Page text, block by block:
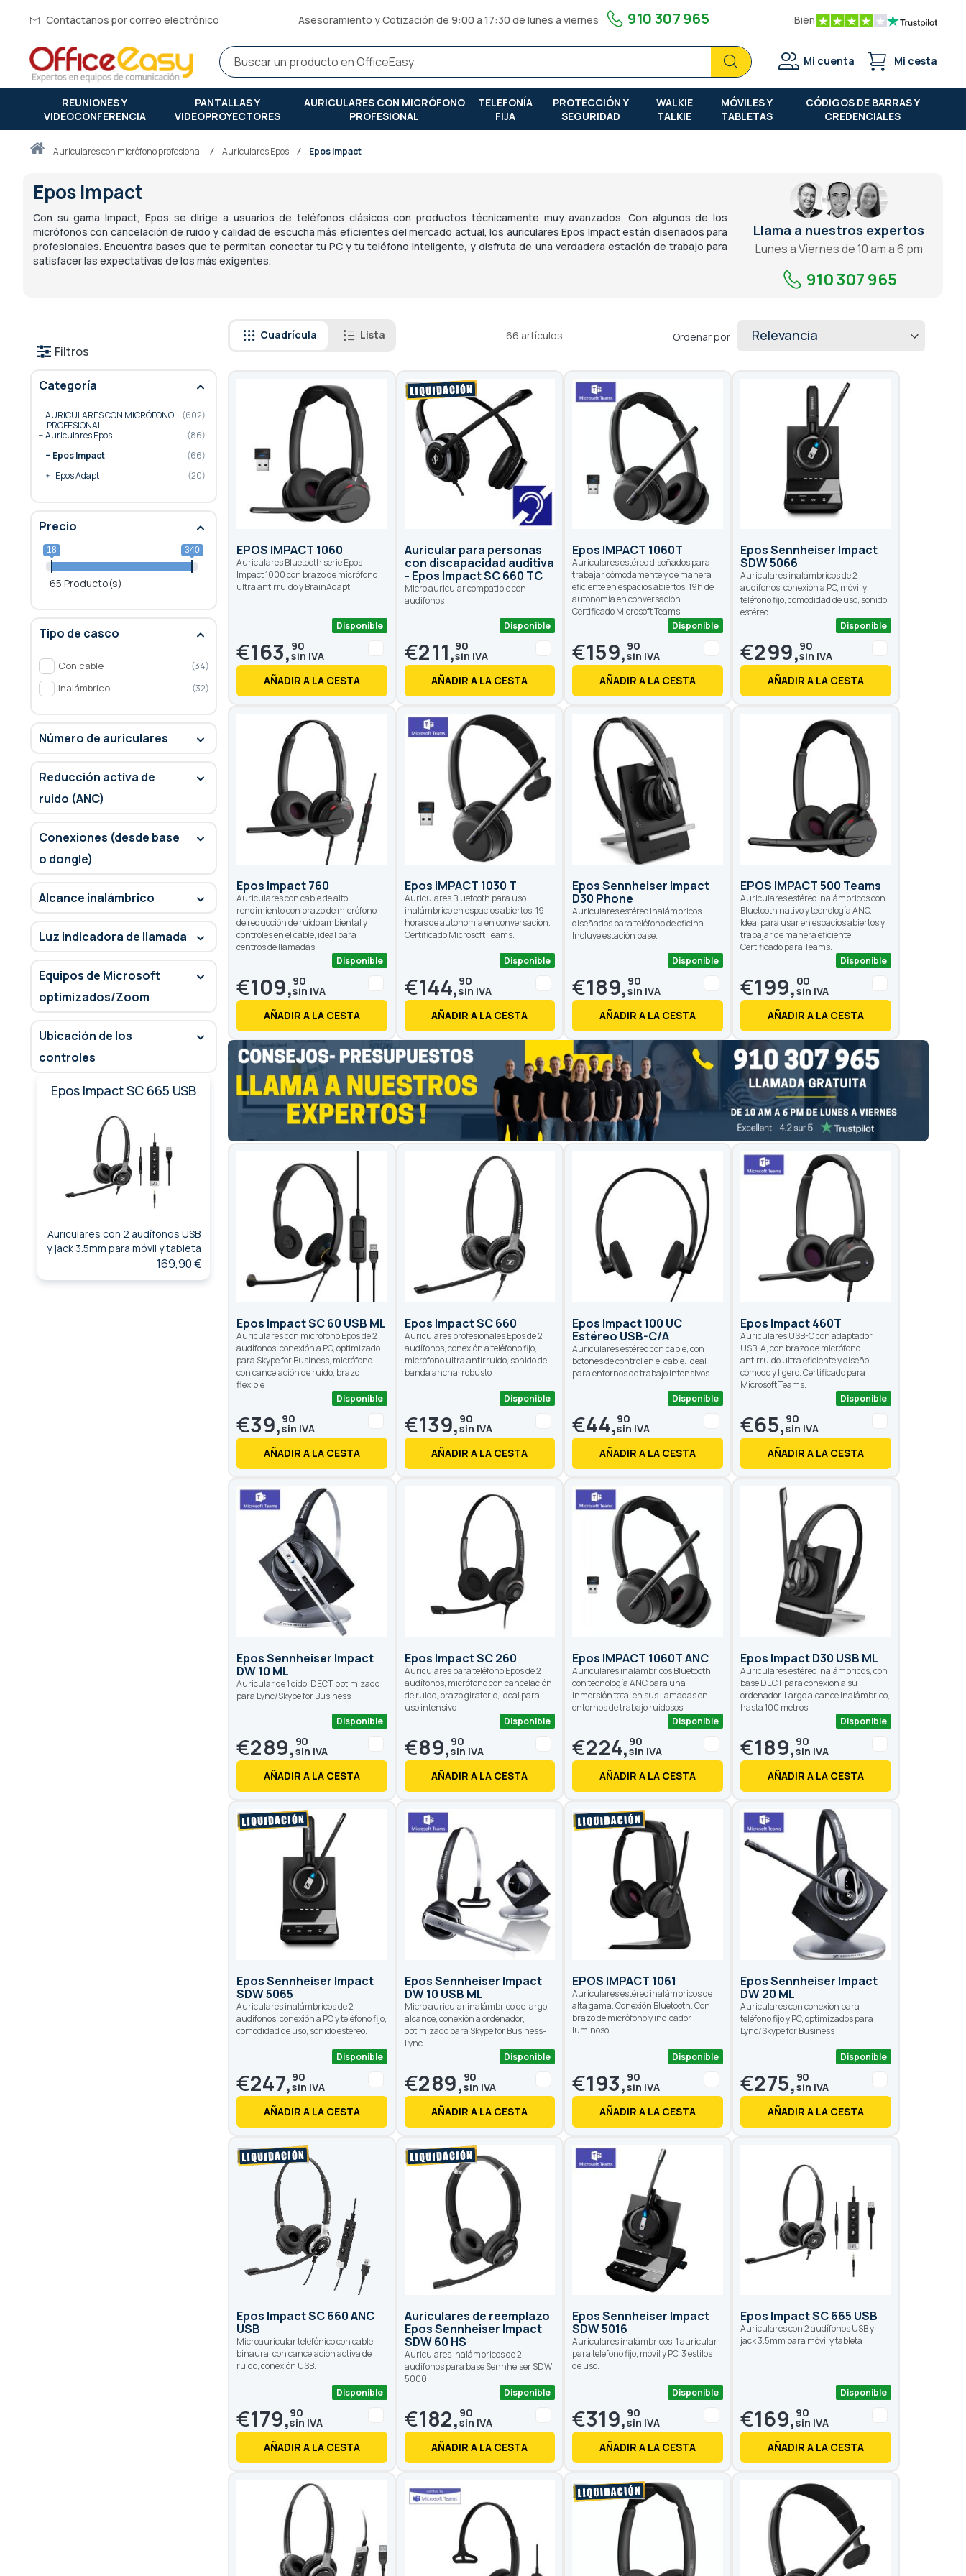
Contáctanos por correo electrónico Asesoramiento y Cotización de 9:00 a 17:30 de lunes a viernes 910 307 965 Bien
BuscarBuscar
Mi cuenta Mi cesta
REUNIONES Y
VIDEOCONFERENCIA
PANTALLAS Y
VIDEOPROYECTORES
AURICULARES CON MICRÓFONO
PROFESIONAL
TELEFONÍA
FIJA
PROTECCIÓN Y
SEGURIDAD
WALKIE
TALKIE
MÓVILES Y
TABLETAS
CÓDIGOS DE BARRAS Y
CREDENCIALES
Inicioauriculares con micrófono profesional Auriculares Epos Epos Impact
Epos Impact
Con su gama Impact, Epos se dirige a usuarios de teléfonos clásicos con productos técnicamente muy avanzados. Con algunos de los
micrófonos con cancelación de ruido y calidad de escucha más eficientes del mercado actual, los auriculares Epos Impact están diseñados para
profesionales. Encuentra bases que te permitan conectar tu PC y tu teléfono inteligente, y disfruta de una verdadera estación de trabajo para
satisfacer las expectativas de los más exigentes.
Llama a nuestros expertos
Lunes a Viernes de 10 am a 6 pm
910 307 965
Cuadrícula Lista 66 artículos Ordenar por
EPOS IMPACT 1060
Auriculares Bluetooth serie Epos
Impact 1000 con brazo de micrófono
ultra antirruido y BrainAdapt
Disponible
€163, 90
AÑADIR A LA CESTA
Auricular para personas
con discapacidad auditiva
- Epos Impact SC 660 TC
Micro auricular compatible con
audífonos
Disponible
€211,90
AÑADIR A LA CESTA
Epos IMPACT 1060T
Auriculares estéreo diseñados para
trabajar cómodamente y de manera
eficiente en espacios abiertos. 19h de
autonomía en conversación.
Certificado Microsoft Teams.
Disponible
€159,90
AÑADIR A LA CESTA
Epos Sennheiser Impact
SDW 5066
Auriculares inalámbricos de 2
audífonos, conexión a PC, móvil y
teléfono fijo, comodidad de uso, sonido
estéreo
Disponible
€299,90
AÑADIR A LA CESTA
Epos Impact 760
Auriculares con cable de alto
rendimiento con brazo de micrófono
de reducción de ruido ambiental y
controles en el cable, ideal para
centros de llamadas.
Disponible
€109,90
AÑADIR A LA CESTA
Epos IMPACT 1030 T
Auriculares Bluetooth para uso
inalámbrico en espacios abiertos. 19
horas de autonomía en conversación.
Certificado Microsoft Teams.
Disponible
€144, 90
AÑADIR A LA CESTA
Epos Sennheiser Impact
D30 Phone
Auriculares estéreo inalámbricos
diseñados para teléfono de oficina.
Incluye estación base.
Disponible
€189,90
AÑADIR A LA CESTA
EPOS IMPACT 500 Teams
Auriculares estéreo inalámbricos con
Bluetooth nativo y tecnología ANC.
Ideal para usar en espacios abiertos y
trabajar de manera eficiente.
Certificado para Teams.
Disponible
€199, 00
AÑADIR A LA CESTA
Epos Impact SC 60 USB ML
Auriculares con micrófono Epos de 2
audífonos, conexión a PC, optimizado
para Skype for Business, micrófono
con cancelación de ruido, brazo
flexible
Disponible
€39, 90
AÑADIR A LA CESTA
Epos Impact SC 660
Auriculares profesionales Epos de 2
audífonos, conexión a teléfono fijo,
micrófono ultra antirruido, sonido de
banda ancha, robusto
Disponible
€139, 90
AÑADIR A LA CESTA
Epos Impact 100 UC
Estéreo USB-C/A
Auriculares estéreo con cable, con
botones de control en el cable. Ideal
para entornos de trabajo intensivos.
Disponible
€44,90
AÑADIR A LA CESTA
Epos Impact 460T
Auriculares USB-C con adaptador
USB-A, con brazo de micrófono
antirruido ultra eficiente y diseño
cómodo y ligero. Certificado para
Microsoft Teams.
Disponible
€65,90
AÑADIR A LA CESTA
Epos Sennheiser Impact
DW 10 ML
Auricular de 1 oído, DECT, optimizado
para Lync/Skype for Business
Disponible
€289, 90
AÑADIR A LA CESTA
Epos Impact SC 260
Auriculares para teléfono Epos de 2
audífonos, micrófono con cancelación
de ruido, brazo giratorio, ideal para
uso intensivo
Disponible
€89, 90
AÑADIR A LA CESTA
Epos IMPACT 1060T ANC
Auriculares inalámbricos Bluetooth
con tecnología ANC para una
inmersión total en sus llamadas en
entornos de trabajo ruidosos.
Disponible
€224,90
AÑADIR A LA CESTA
Epos Impact D30 USB ML
Auriculares estéreo inalámbricos, con
base DECT para conexión a su
ordenador. Largo alcance inalámbrico,
hasta 100 metros.
Disponible
€189, 90
AÑADIR A LA CESTA
Epos Sennheiser Impact
SDW 5065
Auriculares inalámbricos de 2
audífonos, conexión a PC y teléfono fijo,
comodidad de uso, sonido estéreo.
Disponible
€247, 90
AÑADIR A LA CESTA
Epos Sennheiser Impact
DW 10 USB ML
Micro auricular inalámbrico de largo
alcance, conexión a ordenador,
optimizado para Skype for Business-
Lync
Disponible
€289, 90
AÑADIR A LA CESTA
EPOS IMPACT 1061
Auriculares estéreo inalámbricos de
alta gama. Conexión Bluetooth. Con
brazo de micrófono y indicador
luminoso.
Disponible
€193,90
AÑADIR A LA CESTA
Epos Sennheiser Impact
DW 20 ML
Auriculares con conexión para
teléfono fijo y PC, optimizados para
Lync/Skype for Business
Disponible
€275, 90
AÑADIR A LA CESTA
Epos Impact SC 660 ANC
USB
Microauricular telefónico con cable
binaural con cancelación activa de
ruido, conexión USB.
Disponible
€179,90
AÑADIR A LA CESTA
Auriculares de reemplazo
Epos Sennheiser Impact
SDW 60 HS
Auriculares inalámbricos de 2
audífonos para base Sennheiser SDW
5000
Disponible
€182, 90
AÑADIR A LA CESTA
Epos Sennheiser Impact
SDW 5016
Auriculares inalámbricos, 1 auricular
para teléfono fijo, móvil y PC, 3 estilos
de uso.
Disponible
€319,90
AÑADIR A LA CESTA
Epos Impact SC 665 USB
Auriculares con 2 audífonos USB y
jack 3.5mm para móvil y tableta
Disponible
€169, 90
AÑADIR A LA CESTA
Filtros
Categoría
AURICULARES CON MICRÓFONO
PROFESIONAL
602
Auriculares Epos
86
Epos Impact
66
Epos Adapt
20
Precio
18 340
65 Producto(s)
Tipo de casco
Con cable 34
Inalámbrico 32
Número de auriculares
Reducción activa de
ruido (ANC)
Conexiones (desde base
o dongle)
Alcance inalámbrico
Luz indicadora de llamada
Equipos de Microsoft
optimizados/Zoom
Ubicación de los
controles
Epos Impact SC 665 USB
Auriculares con 2 audífonos USB
y jack 3.5mm para móvil y tableta
169,90 €